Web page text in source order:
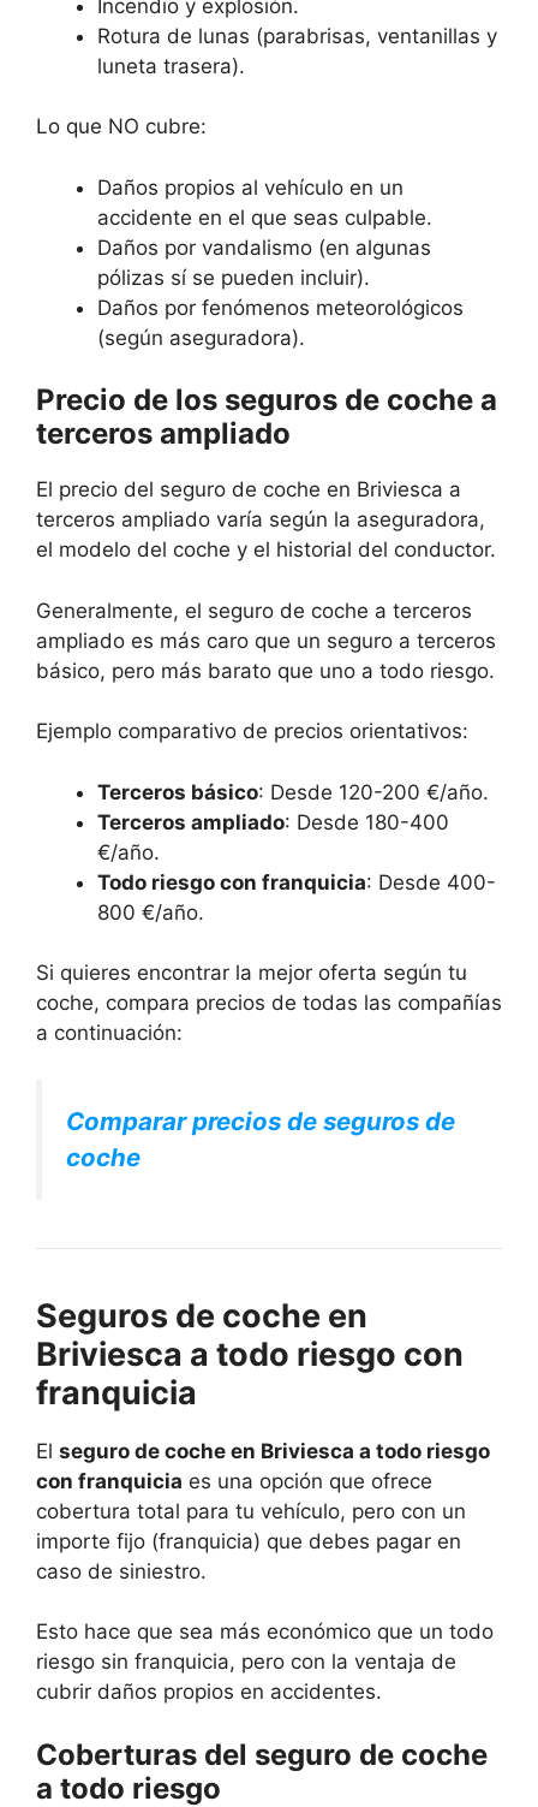
Incendio y explosión.
Rotura de lunas (parabrisas, ventanillas y
luneta trasera).
Lo que NO cubre:
Daños propios al vehículo en un
accidente en el que seas culpable.
Daños por vandalismo (en algunas
pólizas sí se pueden incluir).
Daños por fenómenos meteorológicos
(según aseguradora).
Precio de los seguros de coche a
terceros ampliado
El precio del seguro de coche en Briviesca a
terceros ampliado varía según la aseguradora,
el modelo del coche y el historial del conductor.
Generalmente, el seguro de coche a terceros
ampliado es más caro que un seguro a terceros
básico, pero más barato que uno a todo riesgo.
Ejemplo comparativo de precios orientativos:
Terceros básico: Desde 120-200 €/año.
Terceros ampliado: Desde 180-400
€/año.
Todo riesgo con franquicia: Desde 400-
800 €/año.
Si quieres encontrar la mejor oferta según tu
coche, compara precios de todas las compañías
a continuación:
Comparar precios de seguros de
coche
Seguros de coche en
Briviesca a todo riesgo con
franquicia
El seguro de coche en Briviesca a todo riesgo
con franquicia es una opción que ofrece
cobertura total para tu vehículo, pero con un
importe fijo (franquicia) que debes pagar en
caso de siniestro.
Esto hace que sea más económico que un todo
riesgo sin franquicia, pero con la ventaja de
cubrir daños propios en accidentes.
Coberturas del seguro de coche
a todo riesgo